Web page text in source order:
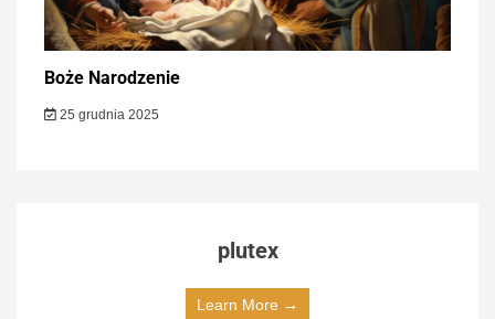
Boże Narodzenie
25 grudnia 2025
plutex
Learn More →